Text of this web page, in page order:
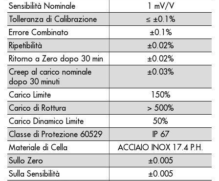
Sensibilità Nominale
1 mV/V
Tolleranza di Calibrazione
≤ ±0.1%
Errore Combinato
±0.1%
Ripetibilità
±0.02%
Ritorno a Zero dopo 30 min
±0.02%
Creep al carico nominale
dopo 30 minuti
±0.03%
Carico Limite
150%
Carico di Rottura
> 500%
Carico Dinamico Limite
50%
Classe di Protezione 60529
IP 67
Materiale di Cella
ACCIAIO INOX 17.4 P.H.
Sullo Zero
±0.005
Sulla Sensibilità
±0.005